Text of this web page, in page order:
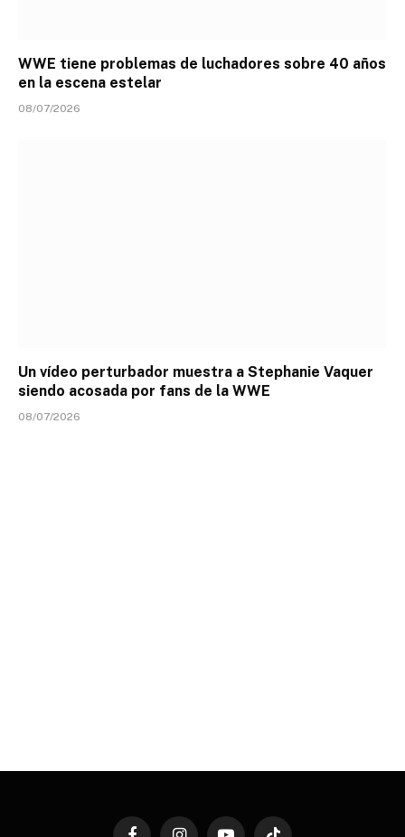
WWE tiene problemas de luchadores sobre 40 años
en la escena estelar
08/07/2026
Un vídeo perturbador muestra a Stephanie Vaquer
siendo acosada por fans de la WWE
08/07/2026